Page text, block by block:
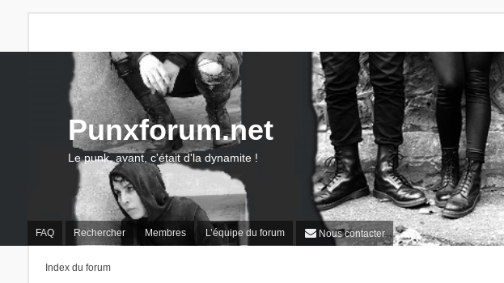
FAQ Rechercher Membres L’équipe du forum Nous contacter
Punxforum.net
Le punk, avant, c'était d'la dynamite !
Index du forum